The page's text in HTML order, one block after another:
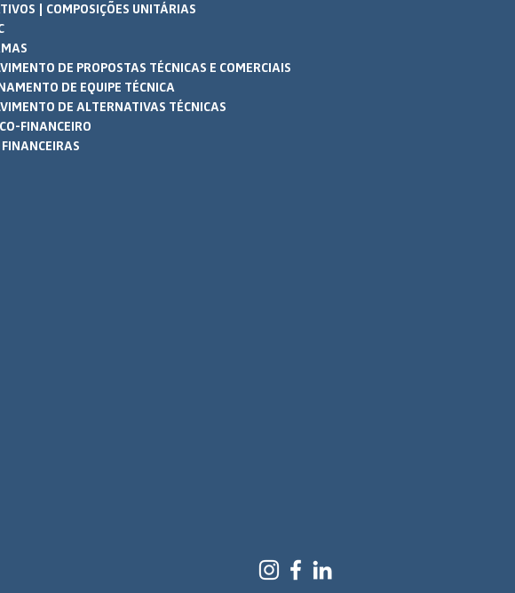
| COMPOSIÇÕES UNITÁRIAS
DE PROPOSTAS TÉCNICAS E COMERCIAIS
DE EQUIPE TÉCNICA
DE ALTERNATIVAS TÉCNICAS
FINANCEIRO